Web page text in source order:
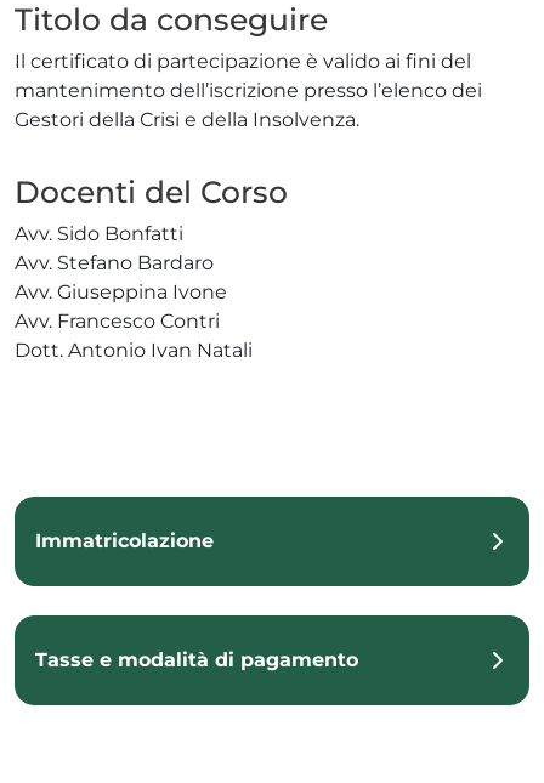
Titolo da conseguire
Il certificato di partecipazione è valido ai fini del
mantenimento dell’iscrizione presso l’elenco dei
Gestori della Crisi e della Insolvenza.
Docenti del Corso
Avv. Sido Bonfatti
Avv. Stefano Bardaro
Avv. Giuseppina Ivone
Avv. Francesco Contri
Dott. Antonio Ivan Natali
Immatricolazione
Tasse e modalità di pagamento